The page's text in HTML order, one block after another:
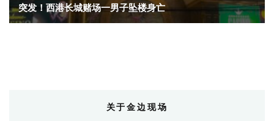
突发！西港长城赌场一男子坠楼身亡
关于金边现场